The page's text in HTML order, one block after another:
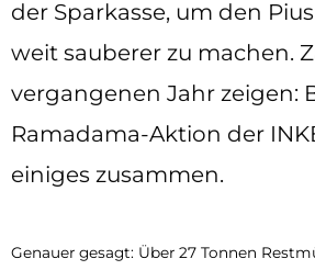
der Sparkasse, um den
weit sauberer zu machen.
vergangenen Jahr zeigen:
Ramadama-Aktion der
einiges zusammen.
Genauer gesagt: Über 27 Tonnen